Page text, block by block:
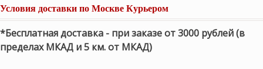
Условия доставки по Москве Курьером
*Бесплатная доставка - при заказе от 3000 рублей (в
пределах МКАД и 5 км. от МКАД)